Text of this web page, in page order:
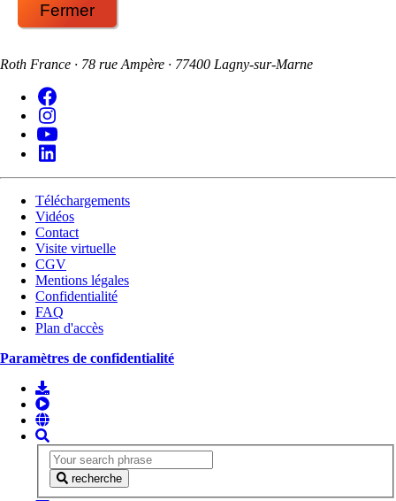
Fermer
Roth France · 78 rue Ampère · 77400 Lagny-sur-Marne
Téléchargements
Vidéos
Contact
Visite virtuelle
CGV
Mentions légales
Confidentialité
FAQ
Plan d'accès
Paramètres de confidentialité
recherche